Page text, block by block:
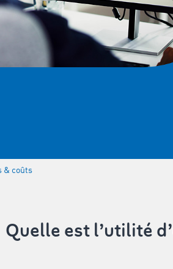
& coûts
Quelle est l’utilité